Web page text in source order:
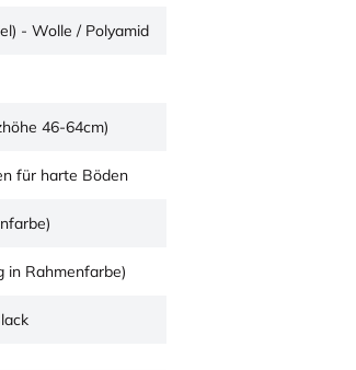
- Wolle / Polyamid
46-64cm)
für harte Böden
in Rahmenfarbe)